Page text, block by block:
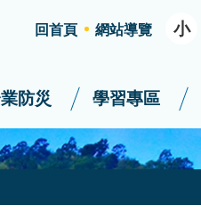
回首頁
網站導覽 小
防災 學習專區